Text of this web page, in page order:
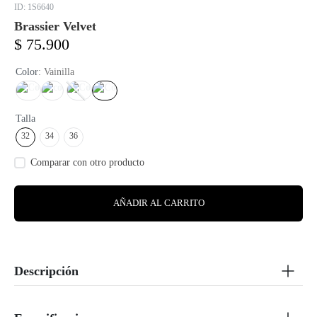
: 1S6640
Brassier Velvet
$ 75.900
Color: Vainilla
Talla
32 34 36
AÑADIR AL CARRITO
Descripción